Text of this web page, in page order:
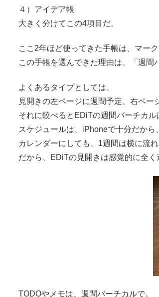
４）アイデア帳
大きく分けてこの4項目だ。
ここ2年ほど使ってきた手帳は、マー
この手帳を選んできた理由は、「週間
よくあるタイプとしては、
見開きの左ページに週間予定、右ペー
それに較べるとEDiTの週間バーチカル
スケジュールは、iPhoneで十分だから
カレンダーにしても、1週間は横に流
だから、EDiTの見開きは感覚的に全く
TODOやメモは、週間バーチカルで。